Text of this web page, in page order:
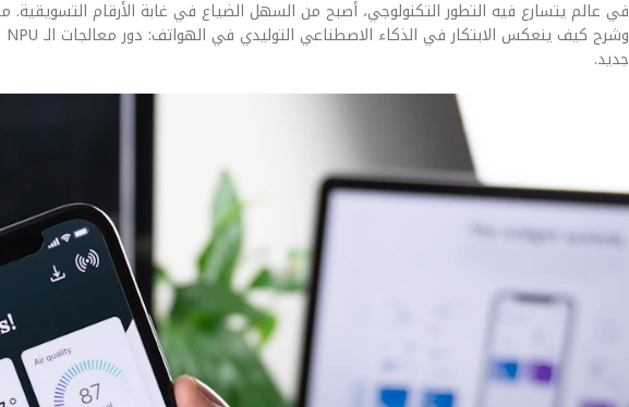
في عالم يتسارع فيه التطور التكنولوجي، أصبح من السهل الضياع في غابة الأرقام
جديد.